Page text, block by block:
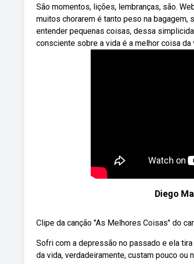
São momentos, lições, lembranças, são.
muitos chorarem é tanto peso na
entender pequenas coisas, dessa
consciente sobre a vida é a melhor coisa da
Diego
Clipe da canção "As Melhores Coisas" do
Sofri com a depressão no passado e ela
da vida, verdadeiramente, custam pouco ou